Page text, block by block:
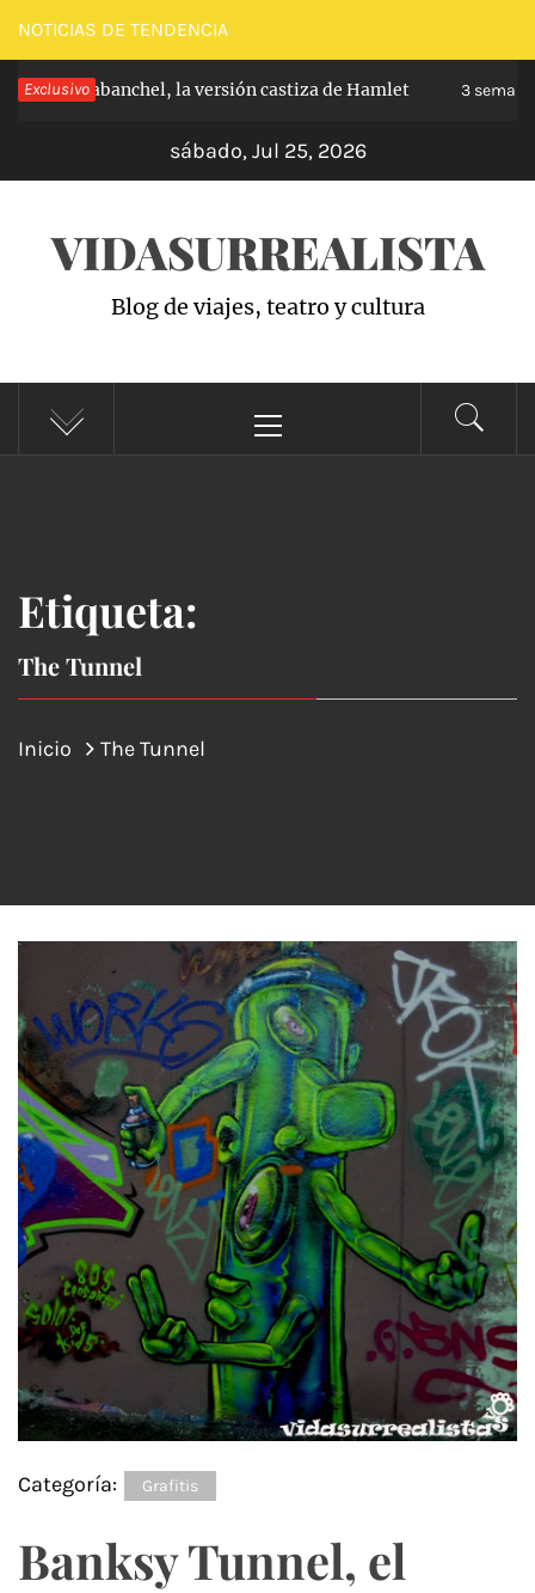
Saltar
al
contenido
NOTICIAS DE TENDENCIA
Exclusivo
de Carabanchel, la versión castiza de Hamlet 3
sábado, Jul 25, 2026
VIDASURREALISTA
Blog de viajes, teatro y cultura
principal
Etiqueta:
The Tunnel
Inicio The Tunnel
Categoría: Grafitis
Banksy Tunnel, el